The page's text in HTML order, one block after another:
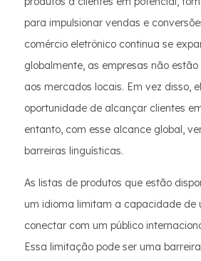
para impulsionar vendas e
comércio eletrônico continua se
globalmente, as empresas não
aos mercados locais. Em vez disso,
oportunidade de alcançar clientes
entanto, com esse alcance global,
barreiras linguísticas.
As listas de produtos que estão
um idioma limitam a capacidade de
conectar com um público
Essa limitação pode ser uma